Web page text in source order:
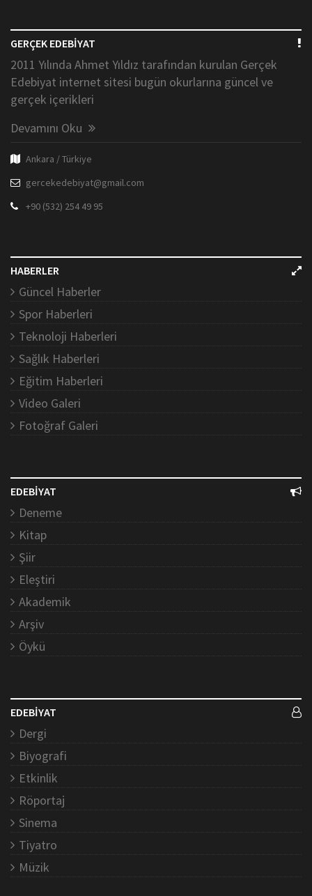
GERÇEK EDEBİYAT
2011 Yılında Ahmet Yıldız tarafından kurulan Gerçek
Edebiyat internet sitesi bugün okurlarına güncel ve
gerçek içerikleri
Devamını Oku
Ankara / Türkiye
gercekedebiyat@gmail.com
+90 (532) 254 49 95
HABERLER
Güncel Haberler
Spor Haberleri
Teknoloji Haberleri
Sağlık Haberleri
Eğitim Haberleri
Video Galeri
Fotoğraf Galeri
EDEBİYAT
Deneme
Kitap
Şiir
Eleştiri
Akademik
Arşiv
Öykü
EDEBİYAT
Dergi
Biyografi
Etkinlik
Röportaj
Sinema
Tiyatro
Müzik